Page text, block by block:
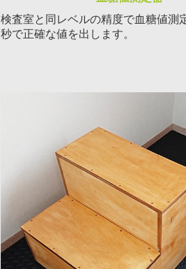
検査室と同レベルの精度で血糖値測
秒で正確な値を出します。